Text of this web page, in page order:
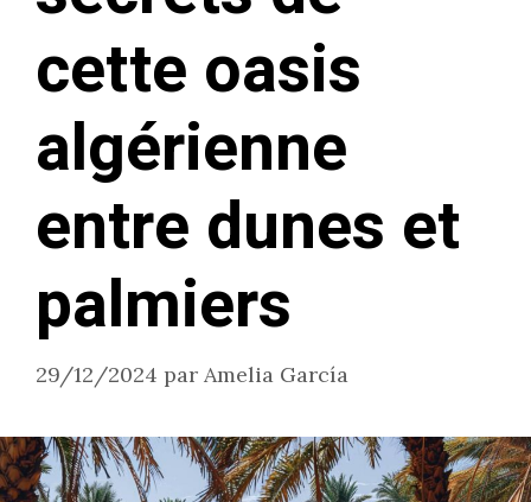
cette oasis
algérienne
entre dunes et
palmiers
29/12/2024 par Amelia García